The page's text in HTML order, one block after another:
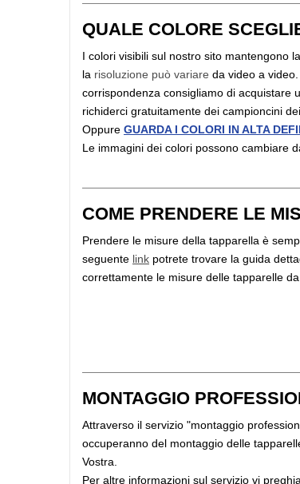
QUALE COLORE
I colori visibili sul nostro sito mantengono
la risoluzione può variare da video a
corrispondenza consigliamo di acquistare
richiderci gratuitamente dei campioncini
Oppure GUARDA I COLORI IN ALTA
Le immagini dei colori possono cambiare
COME PRENDERE LE
Prendere le misure della tapparella è
seguente link potrete trovare la guida
correttamente le misure delle tapparelle da
MONTAGGIO
Attraverso il servizio "montaggio
occuperanno del montaggio delle
Vostra.
Per altre informazioni sul servizio vi